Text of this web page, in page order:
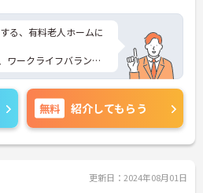
る、有料老人ホームに
ワークライフバランス
で家庭との両立も叶い
策ポイントなど、さら
でお気軽にご相談くだ
無料 紹介してもらう
更新日：2024年08月01日